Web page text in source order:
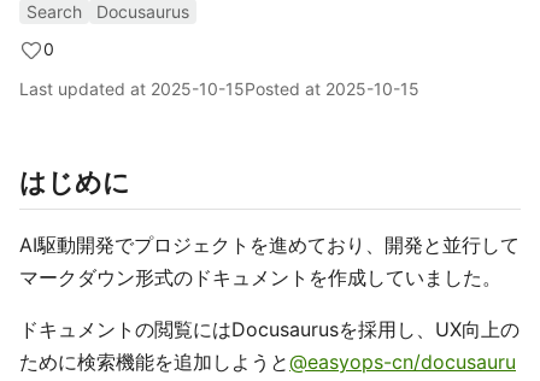
Search
Docusaurus
0
Last updated at 2025-10-15Posted at 2025-10-15
はじめに
AI駆動開発でプロジェクトを進めており、開発と並行して
マークダウン形式のドキュメントを作成していました。
ドキュメントの閲覧にはDocusaurusを採用し、UX向上の
ために検索機能を追加しようと@easyops-cn/docusauru